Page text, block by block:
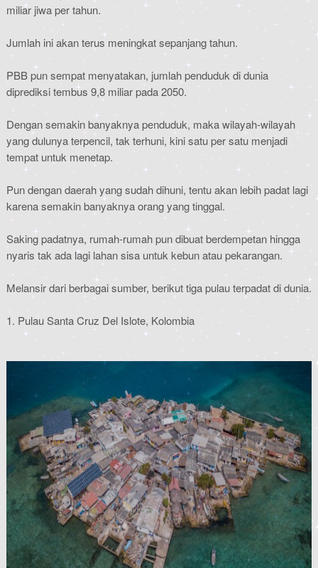
miliar jiwa per tahun.
Jumlah ini akan terus meningkat sepanjang tahun.
PBB pun sempat menyatakan, jumlah penduduk di dunia
diprediksi tembus 9,8 miliar pada 2050.
Dengan semakin banyaknya penduduk, maka wilayah-wilayah
yang dulunya terpencil, tak terhuni, kini satu per satu menjadi
tempat untuk menetap.
Pun dengan daerah yang sudah dihuni, tentu akan lebih padat lagi
karena semakin banyaknya orang yang tinggal.
Saking padatnya, rumah-rumah pun dibuat berdempetan hingga
nyaris tak ada lagi lahan sisa untuk kebun atau pekarangan.
Melansir dari berbagai sumber, berikut tiga pulau terpadat di dunia.
1. Pulau Santa Cruz Del Islote, Kolombia